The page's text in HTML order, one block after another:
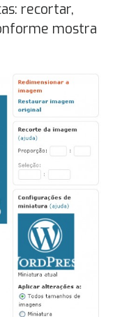
recortar,
mostra